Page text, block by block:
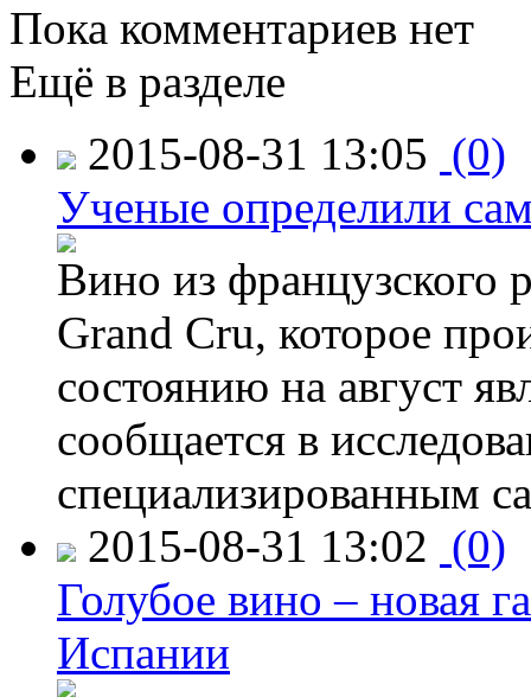
Пока комментариев нет
Ещё в разделе
2015-08-31 13:05 (0)
Ученые определили
Вино из французского
Grand Cru, которое
состоянию на август
сообщается в
специализированным
2015-08-31 13:02 (0)
Голубое вино – новая
Испании